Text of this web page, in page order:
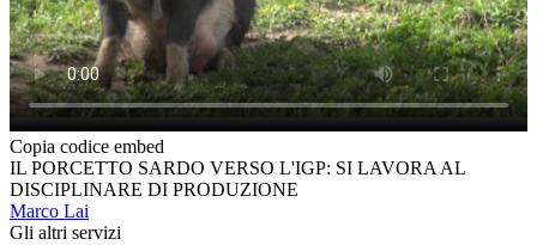
Copia codice embed
IL PORCETTO SARDO VERSO L'IGP: SI LAVORA AL
DISCIPLINARE DI PRODUZIONE
Marco Lai
Gli altri servizi